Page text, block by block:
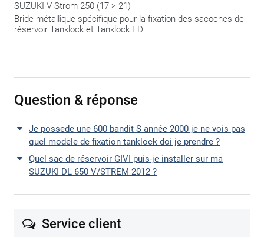
SUZUKI V-Strom 250 (17 > 21)
Bride métallique spécifique pour la fixation des sacoches de
réservoir Tanklock et Tanklock ED
Question & réponse
Je possede une 600 bandit S année 2000 je ne vois pas
quel modele de fixation tanklock doi je prendre ?
Quel sac de réservoir GIVI puis-je installer sur ma
SUZUKI DL 650 V/STREM 2012 ?
Service client